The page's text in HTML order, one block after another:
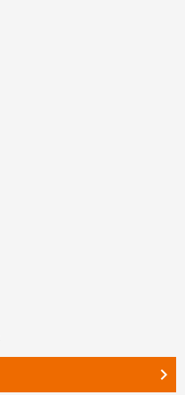
keyboard_arrow_right